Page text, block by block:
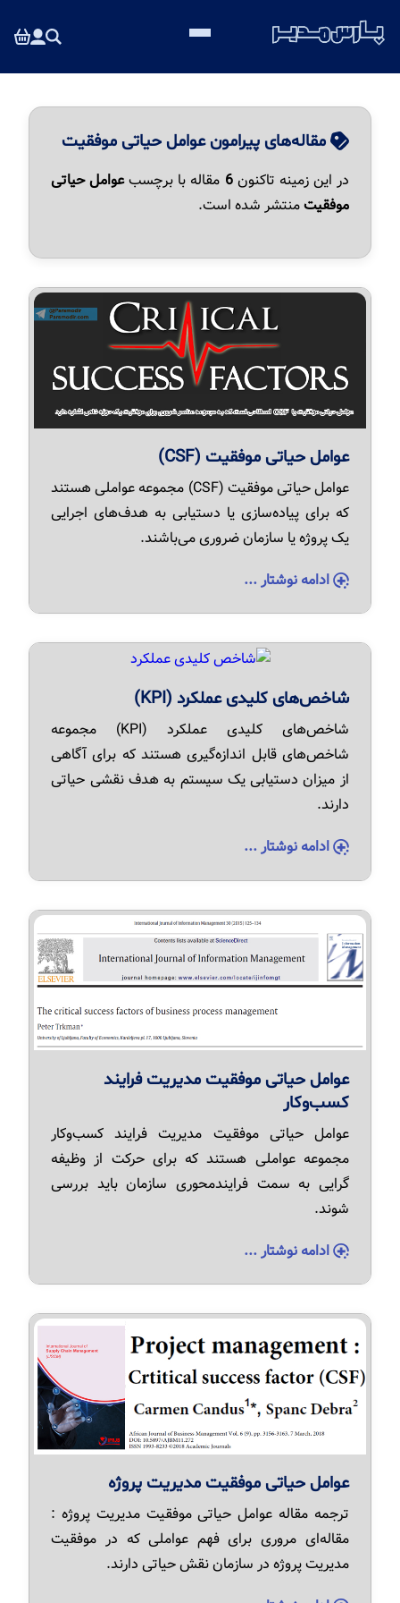
مقاله‌های پیرامون عوامل حیاتی موفقیت
در این زمینه تاکنون6 مقاله با برچسبعوامل حیاتی
موفقیتمنتشر شده است.
عوامل حیاتی موفقیت (CSF)
عوامل حیاتی موفقیت (CSF) مجموعه عواملی هستند
که برای پیاده‌سازی یا دستیابی به هدف‌های اجرایی
یک پروژه یا سازمان ضروری می‌باشند.
ادامه نوشتار ...
شاخص‌های کلیدی عملکرد (KPI)
شاخص‌های کلیدی عملکرد (KPI) مجموعه
شاخص‌های قابل اندازه‌گیری هستند که برای آگاهی
از میزان دستیابی یک سیستم به هدف نقشی حیاتی
دارند.
ادامه نوشتار ...
عوامل حیاتی موفقیت مدیریت فرایند
کسب‌وکار
عوامل حیاتی موفقیت مدیریت فرایند کسب‌وکار
مجموعه عواملی هستند که برای حرکت از وظیفه
گرایی به سمت فرایندمحوری سازمان باید بررسی
شوند.
ادامه نوشتار ...
عوامل حیاتی موفقیت مدیریت پروژه
ترجمه مقاله عوامل حیاتی موفقیت مدیریت پروژه :
مقاله‌ای مروری برای فهم عواملی که در موفقیت
مدیریت پروژه در سازمان نقش حیاتی دارند.